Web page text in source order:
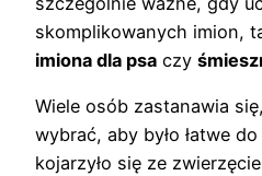
skomplikowanych imion,
imiona dla psa czy
Wiele osób zastanawia się,
wybrać, aby było łatwe
kojarzyło się ze